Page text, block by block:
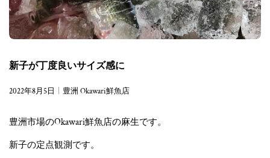
新子が丁度良いサイズ感に
2022年8月5日 豊洲 Okawari鮮魚店
豊洲市場のOkawari鮮魚店の麻生です。
新子の定点観測です。